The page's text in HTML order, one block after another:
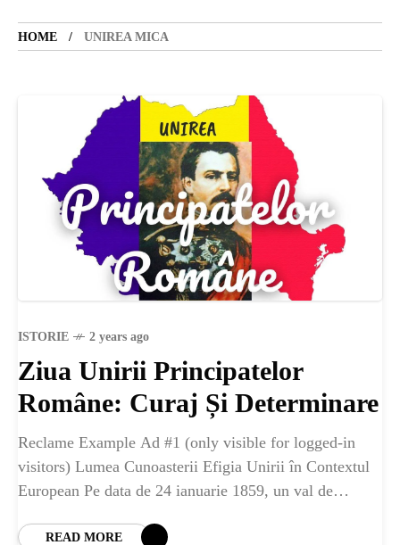
HOME UNIREA MICA
ISTORIE 2 years ago
Ziua Unirii Principatelor
Române: Curaj Și Determinare
Reclame Example Ad #1 (only visible for logged-in
visitors) Lumea Cunoasterii Efigia Unirii în Contextul
European Pe data de 24 ianuarie 1859, un val de
READ MORE
TRAVEL
SANATATE
SI
INGRIJIRE
ISTORIE
NATURĂ
STIRI
ȘTIINȚA
ANIMALE